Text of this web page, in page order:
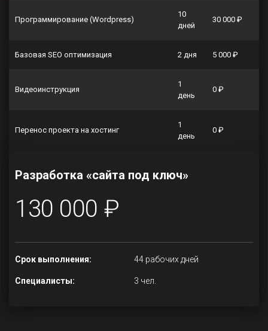
Программирование (Wordpress)
10
дней
30 000 ₽
Базовая SEO оптимизация 2 дня 5 000 ₽
Видеоинструкция
1
день
0 ₽
Перенос проекта на хостинг
1
день
0 ₽
Разработка «сайта под ключ»
130 000 ₽
Срок выполнения: 44 рабочих дней
Специалисты: 3 чел.